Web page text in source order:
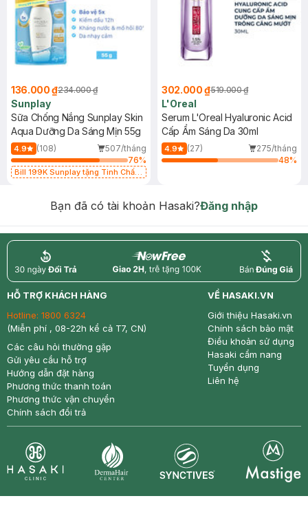
136.000 ₫234.000 ₫
Sunplay
Sữa Chống Nắng Sunplay Skin
Aqua Dưỡng Da Sáng Mịn 55g
4.9 (108)
507/tháng
76%
Bill 199K Sunplay tặng Tinh Chất
302.000 ₫519.000 ₫
L'Oreal
Serum L'Oreal Hyaluronic Acid
Cấp Ẩm Sáng Da 30ml
4.9 (27)
275/tháng
48%
Bạn đã có tài khoản Hasaki?Đăng nhập
return nowfree price
HỖ TRỢ KHÁCH HÀNG
Hotline: 1800 6324
(Miễn phí , 08-22h kể cả T7, CN)
Các câu hỏi thường gặp
Gửi yêu cầu hỗ trợ
Hướng dẫn đặt hàng
Phương thức thanh toán
Phương thức vận chuyển
Chính sách đổi trả
VỀ HASAKI.VN
Giới thiệu Hasaki.vn
Chính sách bảo mật
Điều khoản sử dụng
Hasaki cẩm nang
Tuyển dụng
Liên hệ